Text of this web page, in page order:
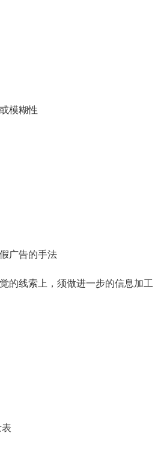
模糊性
广告的手法
线索上，须做进一步的信息加工